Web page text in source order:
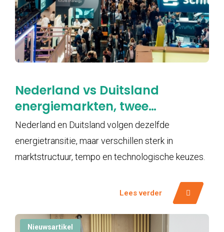
Nederland vs Duitsland
energiemarkten, twee
snelheden in de
energietransitie
Nederland en Duitsland volgen dezelfde
energietransitie, maar verschillen sterk in
marktstructuur, tempo en technologische keuzes.
Lees verder
Nieuwsartikel